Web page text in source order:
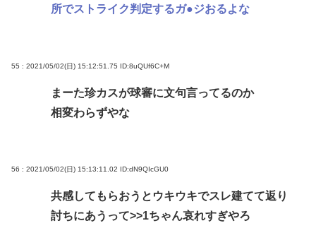
所でストライク判定するガ●ジおるよな
55 : 2021/05/02(日) 15:12:51.75 ID:8uQUf6C+M
まーた珍カスが球審に文句言ってるのか
相変わらずやな
56 : 2021/05/02(日) 15:13:11.02 ID:dN9QIcGU0
共感してもらおうとウキウキでスレ建てて返り
討ちにあうって>>1ちゃん哀れすぎやろ